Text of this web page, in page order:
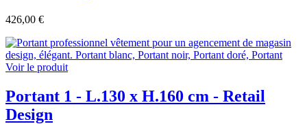
426,00 €
Voir le produit
Portant 1 - L.130 x H.160 cm - Retail
Design